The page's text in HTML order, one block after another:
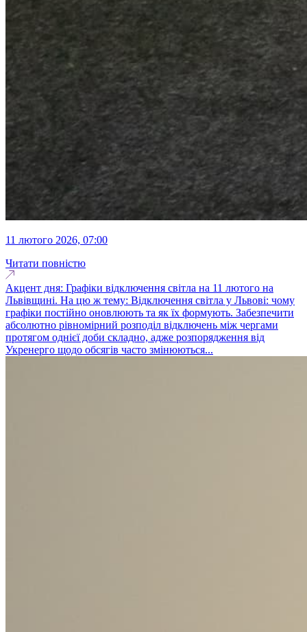
11 лютого 2026, 07:00
Читати повністю
Акцент дня: Графіки відключення світла на 11 лютого на
Львівщині. На цю ж тему: Відключення світла у Львові: чому
графіки постійно оновлюють та як їх формують. Забезпечити
абсолютно рівномірний розподіл відключень між чергами
протягом однієї доби складно, адже розпорядження від
Укренерго щодо обсягів часто змінюються...